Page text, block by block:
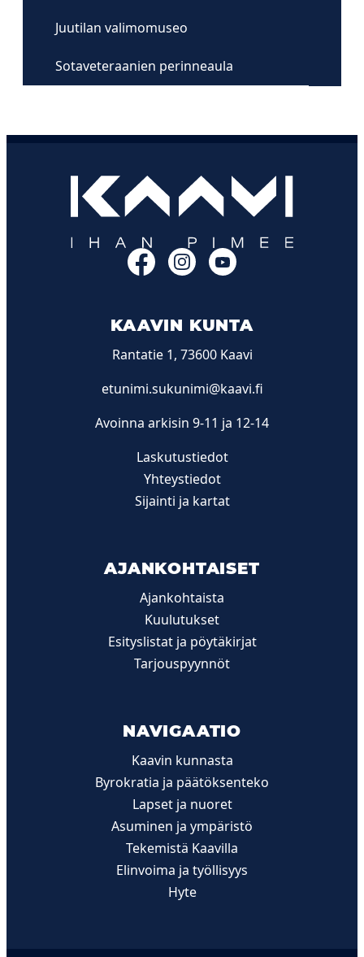
Juutilan valimomuseo
Sotaveteraanien perinneaula
FacebookInstagram
KAAVIN KUNTA
Rantatie 1, 73600 Kaavi
etunimi.sukunimi@kaavi.fi
Avoinna arkisin 9-11 ja 12-14
Laskutustiedot
Yhteystiedot
Sijainti ja kartat
AJANKOHTAISET
Ajankohtaista
Kuulutukset
Esityslistat ja pöytäkirjat
Tarjouspyynnöt
NAVIGAATIO
Kaavin kunnasta
Byrokratia ja päätöksenteko
Lapset ja nuoret
Asuminen ja ympäristö
Tekemistä Kaavilla
Elinvoima ja työllisyys
Hyte